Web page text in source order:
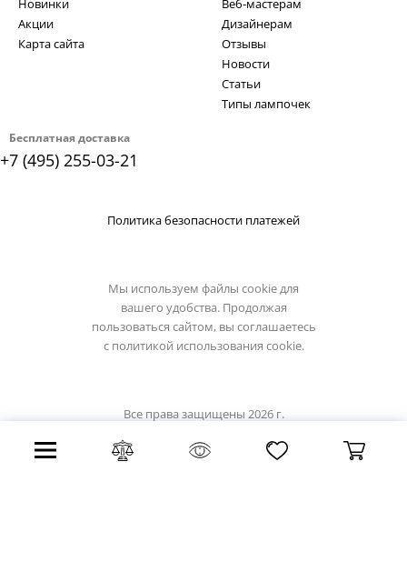
Бесплатная доставка
+7 (495) 255-03-21
Новинки
Акции
Карта сайта
Веб-мастерам
Дизайнерам
Отзывы
Новости
Статьи
Типы лампочек
Политика безопасности платежей
Мы используем файлы cookie для
вашего удобства. Продолжая
пользоваться сайтом, вы соглашаетесь
с политикой использования cookie.
Все права защищены 2026 г.